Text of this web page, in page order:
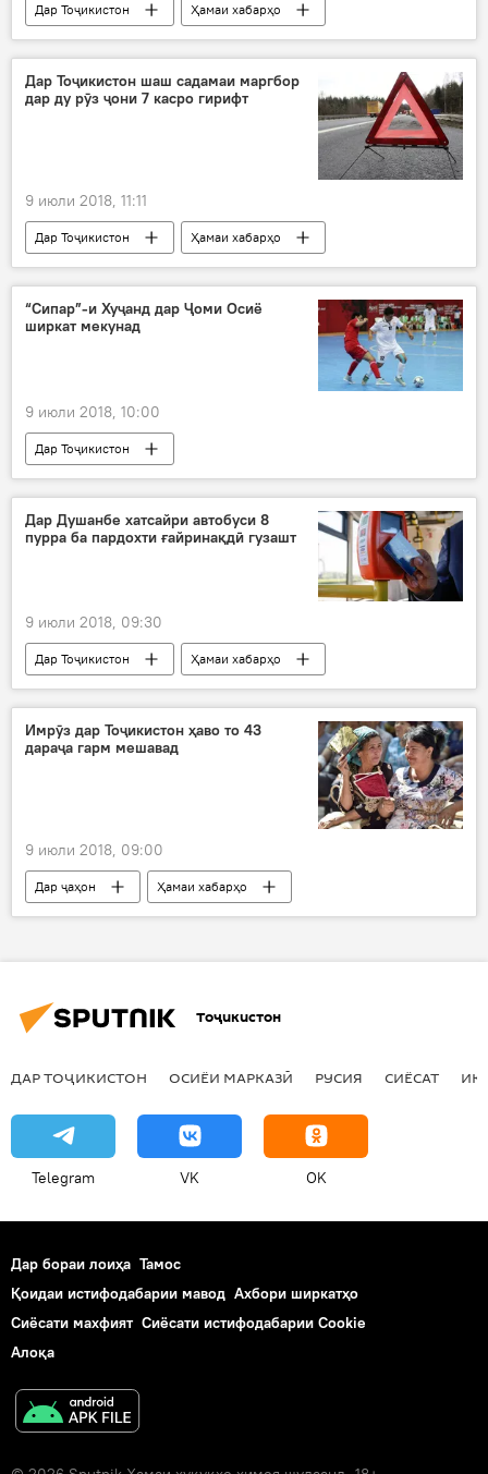
Дар Тоҷикистон
Ҳамаи хабарҳо
ноҳияи Варзоб
ғарқшавӣ рӯд
Дар Тоҷикистон шаш садамаи маргбор
дар ду рӯз ҷони 7 касро гирифт
9 июли 2018, 11:11
Дар Тоҷикистон
Ҳамаи хабарҳо
садама
қурбонӣ
“Сипар”-и Хуҷанд дар Ҷоми Осиё
ширкат мекунад
9 июли 2018, 10:00
Дар Тоҷикистон
Навигариҳои варзиши Тоҷикистон
Ҳамаи хабарҳо
футбол
бозӣ
футзал
Осиё
Дар Душанбе хатсайри автобуси 8
пурра ба пардохти ғайринақдӣ гузашт
9 июли 2018, 09:30
Дар Тоҷикистон
Ҳамаи хабарҳо
шаҳрдорӣ
пардохт
хатсайр
автобус
ғайринақдӣ Душанбе
Имрӯз дар Тоҷикистон ҳаво то 43
дараҷа гарм мешавад
9 июли 2018, 09:00
Дар ҷаҳон
Ҳамаи хабарҳо
Обу ҳаво
Дар Тоҷикистон
ВМКБ
Тоҷикистон
ДАР ТОҶИКИСТОН ОСИЁИ МАРКАЗӢ РУСИЯ СИЁСАТ
Telegram VK OK
Дар бораи лоиҳа Тамос
Қоидаи истифодабарии мавод Ахбори ширкатҳо
Сиёсати махфият Сиёсати истифодабарии Cookie
Алоқа